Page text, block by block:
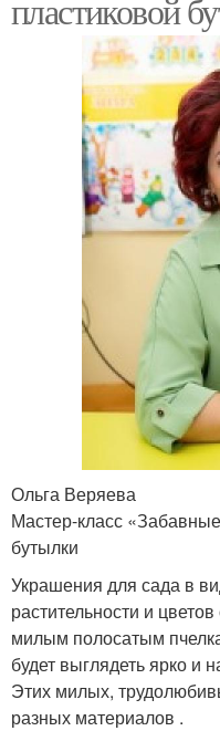
пластиковой
Ольга Веряева
Мастер-класс
бутылки
Украшения для сада в
растительности и
милым полосатым
будет выглядеть ярко и
Этих милых,
разных материалов .